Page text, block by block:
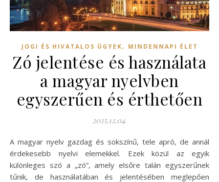
JOGI ÉS HIVATALOS ÜGYEK, MINDENNAPI ÉLET
Zó jelentése és használata
a magyar nyelvben
egyszerűen és érthetően
2025.12.04.
A magyar nyelv gazdag és sokszínű, tele apró, de annál
érdekesebb nyelvi elemekkel. Ezek közül az egyik
különleges szó a „zó”, amely elsőre talán egyszerűnek
tűnik, de használatában és jelentésében meglepően